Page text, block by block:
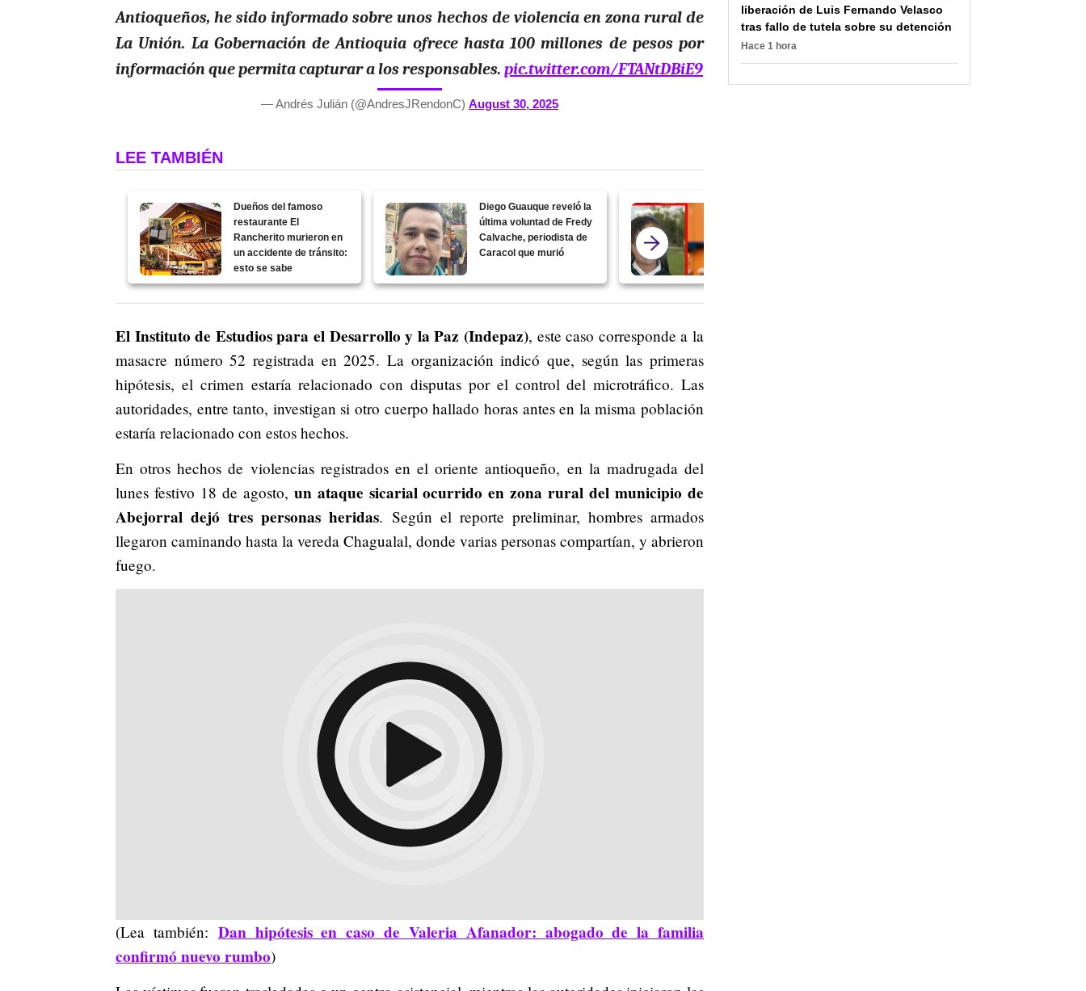
Antioqueños, he sido informado sobre unos hechos de violencia en zona rural de
La Unión. La Gobernación de Antioquia ofrece hasta 100 millones de pesos por
información que permita capturar a los responsables. pic.twitter.com/FTANtDBiE9
— Andrés Julián (@AndresJRendonC) August 30, 2025
LEE TAMBIÉN
Dueños del famoso
restaurante El
Rancherito murieron en
un accidente de tránsito:
esto se sabe
Diego Guauque reveló la
última voluntad de Fredy
Calvache, periodista de
Caracol que murió
El Instituto de Estudios para el Desarrollo y la Paz (Indepaz), este caso corresponde a la
masacre número 52 registrada en 2025. La organización indicó que, según las primeras
hipótesis, el crimen estaría relacionado con disputas por el control del microtráfico. Las
autoridades, entre tanto, investigan si otro cuerpo hallado horas antes en la misma población
estaría relacionado con estos hechos.
En otros hechos de violencias registrados en el oriente antioqueño, en la madrugada del
lunes festivo 18 de agosto, un ataque sicarial ocurrido en zona rural del municipio de
Abejorral dejó tres personas heridas. Según el reporte preliminar, hombres armados
llegaron caminando hasta la vereda Chagualal, donde varias personas compartían, y abrieron
fuego.
(Lea también: Dan hipótesis en caso de Valeria Afanador: abogado de la familia
confirmó nuevo rumbo)
liberación de Luis Fernando Velasco
tras fallo de tutela sobre su detención
Hace 1 hora